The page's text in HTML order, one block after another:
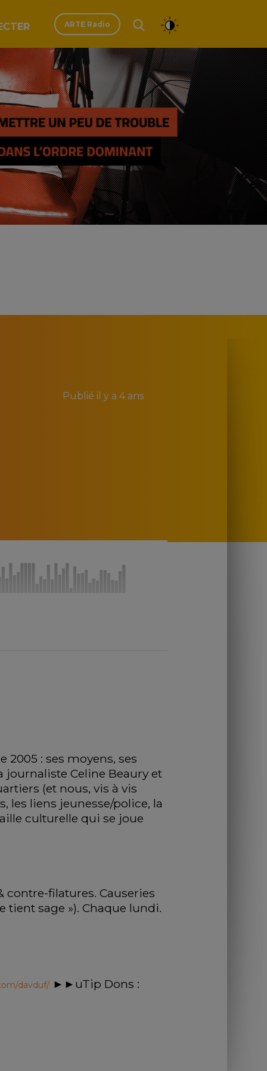
ARTE Radio
Publié il y a 4 ans
2005 : ses moyens, ses
journaliste Celine Beaury et
(et nous, vis à vis
les liens jeunesse/police, la
culturelle qui se joue
contre-filatures. Causeries
tient sage »). Chaque lundi.
davduf/